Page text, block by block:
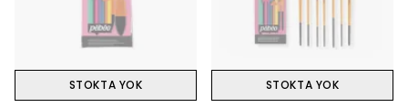
STOKTA YOK STOKTA YOK